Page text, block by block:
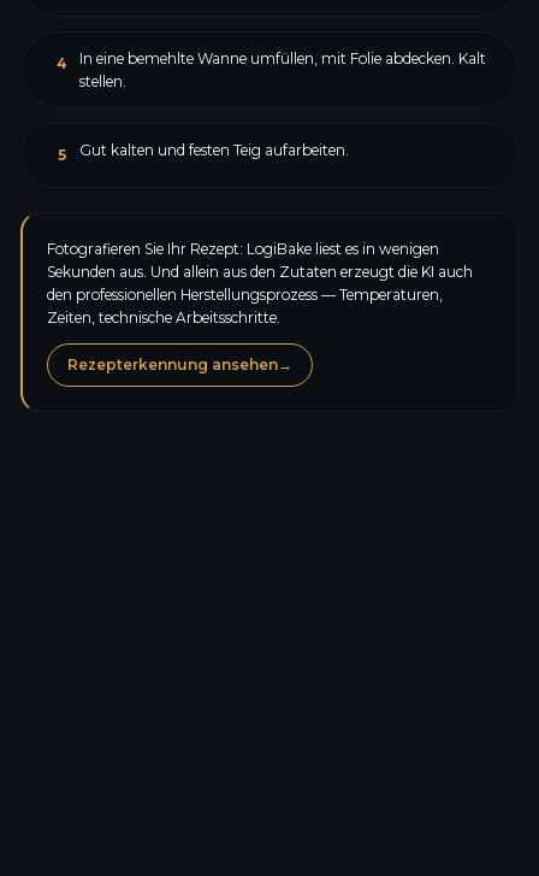
4
In eine bemehlte Wanne umfüllen, mit Folie abdecken. Kalt
stellen.
5 Gut kalten und festen Teig aufarbeiten.
Fotografieren Sie Ihr Rezept: LogiBake liest es in wenigen
Sekunden aus. Und allein aus den Zutaten erzeugt die KI auch
den professionellen Herstellungsprozess — Temperaturen,
Zeiten, technische Arbeitsschritte.
Rezepterkennung ansehen→